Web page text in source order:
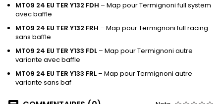
MT09 24 EU TER Y132 FDH – Map pour Termignoni full system
avec baffle
MT09 24 EU TER Y132 FRH – Map pour Termignoni full racing
sans baffle
MT09 24 EU TER Y133 FDL – Map pour Termignoni autre
variante avec baffle
MT09 24 EU TER Y133 FRL – Map pour Termignoni autre
variante sans baf